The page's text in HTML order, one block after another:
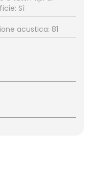
Sì
acustica: 81